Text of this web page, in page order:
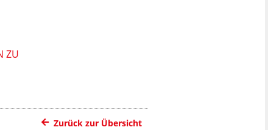
ZU
Zurück zur Übersicht